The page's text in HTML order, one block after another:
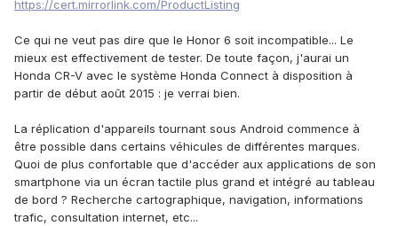
https://cert.mirrorlink.com/ProductListing
Ce qui ne veut pas dire que le Honor 6 soit incompatible... Le
mieux est effectivement de tester. De toute façon, j'aurai un
Honda CR-V avec le système Honda Connect à disposition à
partir de début août 2015 : je verrai bien.
La réplication d'appareils tournant sous Android commence à
être possible dans certains véhicules de différentes marques.
Quoi de plus confortable que d'accéder aux applications de son
smartphone via un écran tactile plus grand et intégré au tableau
de bord ? Recherche cartographique, navigation, informations
trafic, consultation internet, etc...